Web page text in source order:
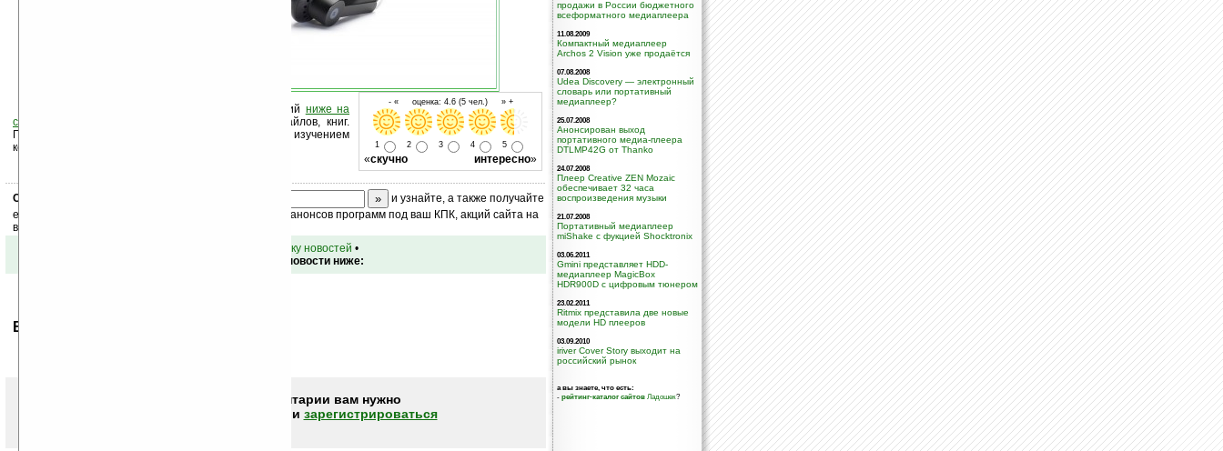
- « оценка: 4.6 (5 чел.) » +
1 2 3 4 5
«скучно интересно»
Оцените новость и оставьте свой комментарий ниже на
странице
на рассылку новостей, файлов, книг.
Поддержите Ладошки своей посещаемостью, изучением
коммерческой информации, ссылками.
Скоро
и узнайте, а также получайте
ежедневный или еженедельный дайджест новостей, анонсов программ под ваш КПК, акций сайта на
ваш почтовый ящик.
вернуться к списку новостей •
Обсуждение этой новости ниже:
Ваше мнение будет первым.
Чтобы писать комментарии вам нужно
или зарегистрироваться
продажи в России бюджетного
всеформатного медиаплеера
11.08.2009
Компактный медиаплеер
Archos 2 Vision уже продаётся
07.08.2008
Udea Discovery — электронный
словарь или портативный
медиаплеер?
25.07.2008
Анонсирован выход
портативного медиа-плеера
DTLMP42G от Thanko
24.07.2008
Плеер Creative ZEN Mozaic
обеспечивает 32 часа
воспроизведения музыки
21.07.2008
Портативный медиаплеер
miShake с фукцией Shocktronix
03.06.2011
Gmini представляет HDD-
медиаплеер MagicBox
HDR900D с цифровым тюнером
23.02.2011
Ritmix представила две новые
модели HD плееров
03.09.2010
iriver Cover Story выходит на
российский рынок
а вы знаете, что есть:
- рейтинг-каталог сайтов Ладошек?